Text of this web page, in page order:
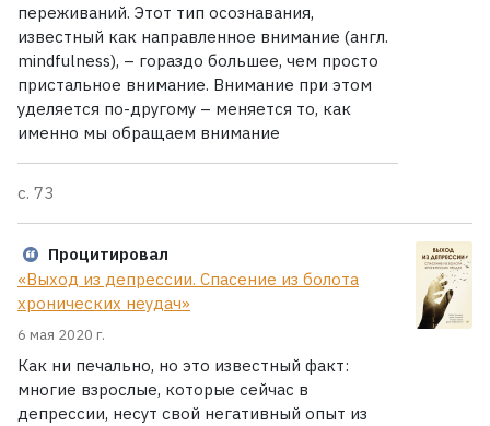
переживаний. Этот тип осознавания,
известный как направленное внимание (англ.
mindfulness), – гораздо большее, чем просто
пристальное внимание. Внимание при этом
уделяется по-другому – меняется то, как
именно мы обращаем внимание
с. 73
Процитировал
«Выход из депрессии. Спасение из болота
хронических неудач»
6 мая 2020 г.
Как ни печально, но это известный факт:
многие взрослые, которые сейчас в
депрессии, несут свой негативный опыт из